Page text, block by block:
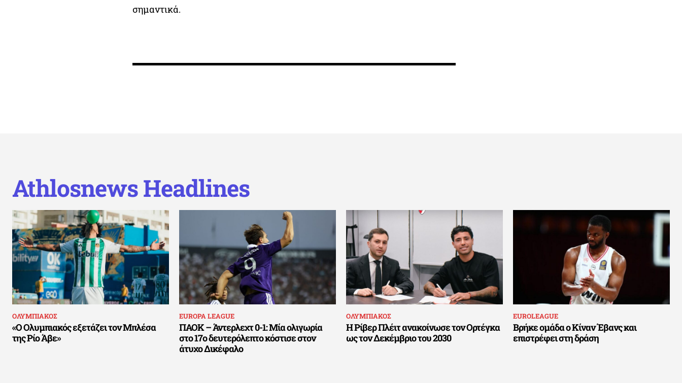
σημαντικά.
Athlosnews Headlines
ΟΛΥΜΠΙΑΚΟΣ
«Ο Ολυμπιακός εξετάζει τον Μπλέσα
της Ρίο Άβε»
EUROPA LEAGUE
ΠΑΟΚ – Άντερλεχτ 0-1: Μία ολιγωρία
στο 17ο δευτερόλεπτο κόστισε στον
άτυχο Δικέφαλο
ΟΛΥΜΠΙΑΚΟΣ
Η Ρίβερ Πλέιτ ανακοίνωσε τον Ορτέγκα
ως τον Δεκέμβριο του 2030
EUROLEAGUE
Βρήκε ομάδα ο Κίναν Έβανς και
επιστρέφει στη δράση